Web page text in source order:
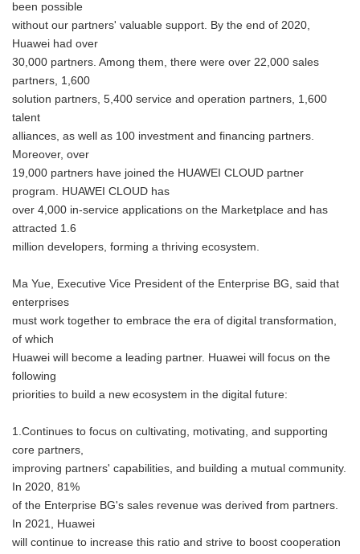
been possible
without our partners' valuable support. By the end of 2020,
Huawei had over
30,000 partners. Among them, there were over 22,000 sales
partners, 1,600
solution partners, 5,400 service and operation partners, 1,600
talent
alliances, as well as 100 investment and financing partners.
Moreover, over
19,000 partners have joined the HUAWEI CLOUD partner
program. HUAWEI CLOUD has
over 4,000 in-service applications on the Marketplace and has
attracted 1.6
million developers, forming a thriving ecosystem.
Ma Yue, Executive Vice President of the Enterprise BG, said that
enterprises
must work together to embrace the era of digital transformation,
of which
Huawei will become a leading partner. Huawei will focus on the
following
priorities to build a new ecosystem in the digital future:
1.Continues to focus on cultivating, motivating, and supporting
core partners,
improving partners' capabilities, and building a mutual community.
In 2020, 81%
of the Enterprise BG's sales revenue was derived from partners.
In 2021, Huawei
will continue to increase this ratio and strive to boost cooperation